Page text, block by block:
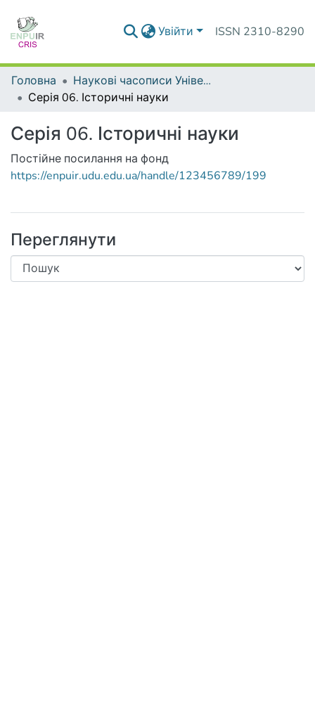
Увійти ISSN 2310-8290
Головна
Наукові часописи Університету
Серія 06. Історичні науки
Серія 06. Історичні науки
Постійне посилання на фонд
https://enpuir.udu.edu.ua/handle/123456789/199
Переглянути